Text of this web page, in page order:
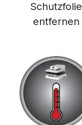
Schutzfolie
entfernen